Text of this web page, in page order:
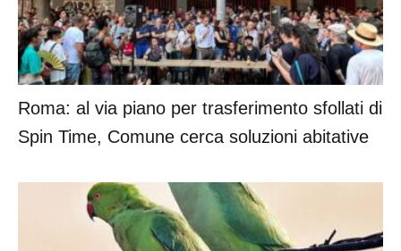
Roma: al via piano per trasferimento sfollati di
Spin Time, Comune cerca soluzioni abitative